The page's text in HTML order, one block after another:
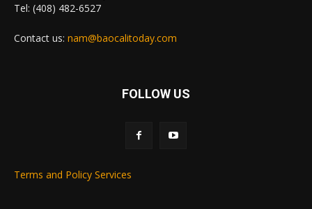
Tel: (408) 482-6527
Contact us: nam@baocalitoday.com
FOLLOW US
Terms and Policy Services